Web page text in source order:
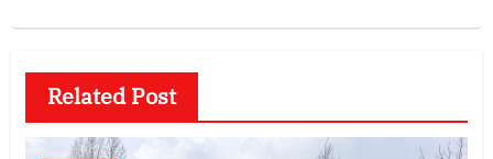
Related Post